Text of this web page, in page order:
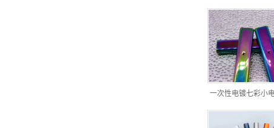
一次性电镀七彩小